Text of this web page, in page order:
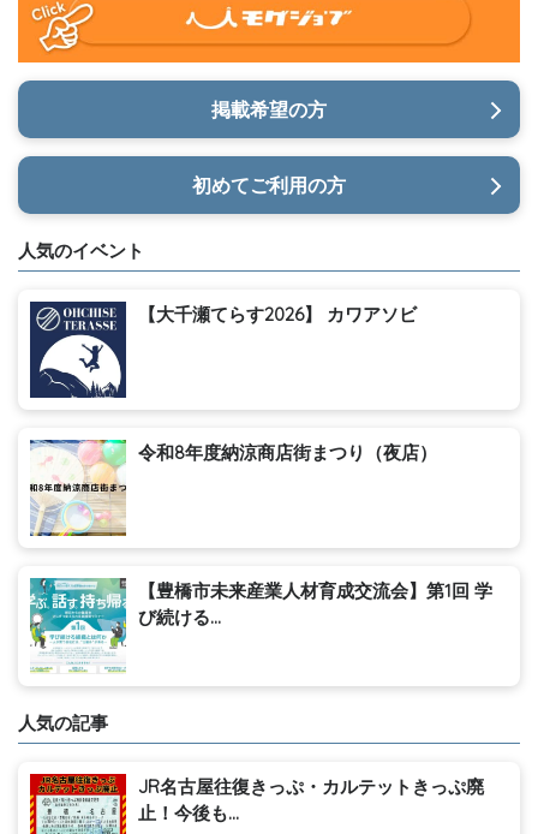
掲載希望の方
初めてご利用の方
人気のイベント
【大千瀬てらす2026】 カワアソビ
令和8年度納涼商店街まつり（夜店）
【豊橋市未来産業人材育成交流会】第1回 学
び続ける...
人気の記事
JR名古屋往復きっぷ・カルテットきっぷ廃
止！今後も...